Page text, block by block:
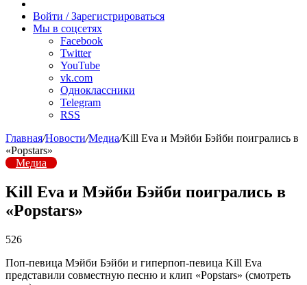
радио
Войти / Зарегистрироваться
Мы в соцсетях
Facebook
Twitter
YouTube
vk.com
Одноклассники
Telegram
RSS
Главная/Новости/Медиа/Kill Eva и Мэйби Бэйби поигрались в
«Popstars»
Медиа
Kill Eva и Мэйби Бэйби поигрались в
«Popstars»
526
Поп-певица Мэйби Бэйби и гиперпоп-певица Kill Eva
представили совместную песню и клип «Popstars» (смотреть